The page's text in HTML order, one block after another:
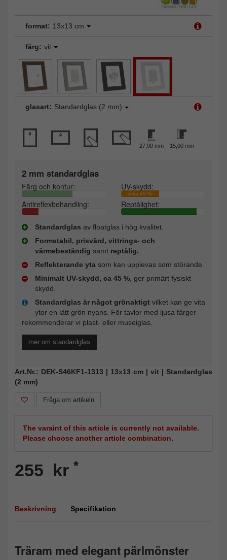
format: 13x13 cm
färg: vit
glasart: Standardglas (2 mm)
27,00 mm 15,00 mm
2 mm standardglas
Färg och kontur: UV-skydd:
cirka 45 %
Antireflexbehandling: Reptålighet:
Standardglas av floatglas i hög kvalitet.
Formstabil, prisvärd, vittrings- och
värmebeständig samt reptålig.
Reflekterande yta som kan upplevas som störande.
Minimalt UV-skydd, ca 45 %, ger primärt fysiskt
skydd.
Standardglas är något grönaktigt vilket kan ge vita
ytor en lätt grön nyans. För tavlor med ljusa färger
rekommenderar vi plast- eller museiglas.
mer om standardglas
Art.Nr.: DEK-S46KF1-1313 | 13x13 cm | vit | Standardglas
(2 mm)
Fråga om artikeln
The varaint of this article is currently not available.
Please choose another article combination.
255 kr *
Beskrivning Specifikation
Träram med elegant pärlmönster